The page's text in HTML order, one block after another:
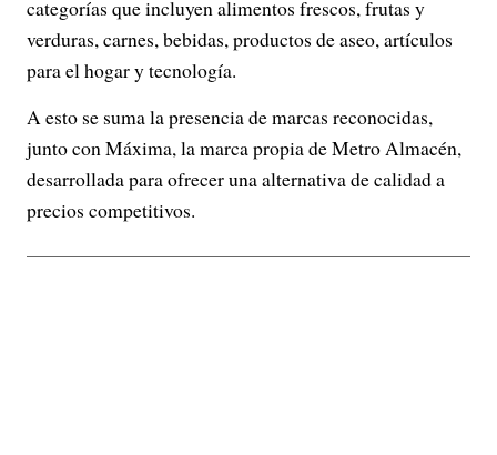
categorías que incluyen alimentos frescos, frutas y
verduras, carnes, bebidas, productos de aseo, artículos
para el hogar y tecnología.
A esto se suma la presencia de marcas reconocidas,
junto con Máxima, la marca propia de Metro Almacén,
desarrollada para ofrecer una alternativa de calidad a
precios competitivos.